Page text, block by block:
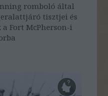
romboló által
tisztjei és
Fort McPherson-i